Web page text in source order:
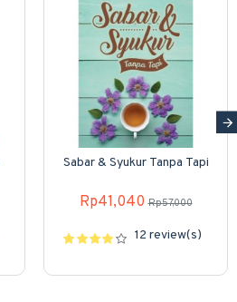
Sabar & Syukur Tanpa Tapi
Rp41,040 Rp57,000
12 review(s)